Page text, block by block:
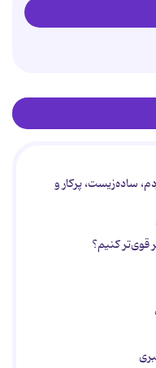
ساده‌زیست، پرکار و